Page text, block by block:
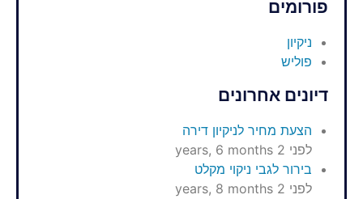
פורומים
ניקיון
פוליש
דיונים אחרונים
הצעת מחיר לניקיון דירה
לפני 2 years, 6 months
בירור לגבי ניקוי מקלט
לפני 2 years, 8 months